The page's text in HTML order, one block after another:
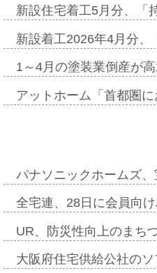
新設住宅着工5月分、「
新設着工2026年4月分
1～4月の塗装業倒産が
アットホーム「首都圏
パナソニックホームズ
全宅連、28日に会員向
UR、防災性向上のまち
大阪府住宅供給公社の